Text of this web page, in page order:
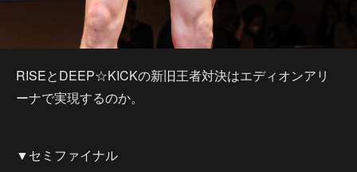
RISEとDEEP☆KICKの新旧王者対決はエディオンアリ
ーナで実現するのか。
▼セミファイナル